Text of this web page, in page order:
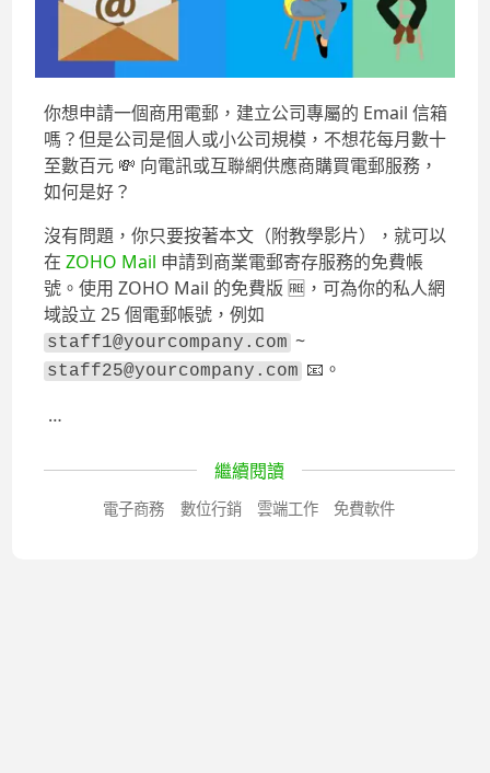
你想申請一個商用電郵，建立公司專屬的 Email 信箱
嗎？但是公司是個人或小公司規模，不想花每月數十
至數百元 💸 向電訊或互聯網供應商購買電郵服務，
如何是好？
沒有問題，你只要按著本文（附教學影片），就可以
在ZOHO Mail 申請到商業電郵寄存服務的免費帳
號。使用 ZOHO Mail 的免費版 🆓 ，可為你的私人網
域設立 25 個電郵帳號，例如
staff1@yourcompany.com ~
staff25@yourcompany.com 📧 。
…
繼續閱讀
電子商務 數位行銷 雲端工作 免費軟件